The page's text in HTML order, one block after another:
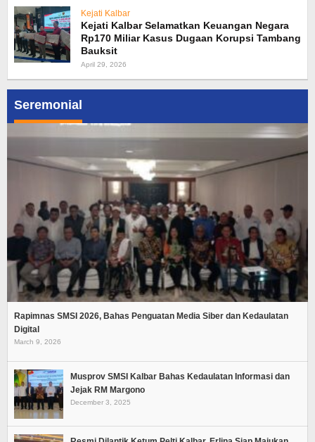
Seremonial
Rapimnas SMSI 2026, Bahas Penguatan Media Siber dan Kedaulatan
Digital
March 9, 2026
Musprov SMSI Kalbar Bahas Kedaulatan Informasi dan
Jejak RM Margono
December 3, 2025
Kejati Kalbar
Kejati Kalbar Selamatkan Keuangan Negara
Rp170 Miliar Kasus Dugaan Korupsi Tambang
Bauksit
April 29, 2026